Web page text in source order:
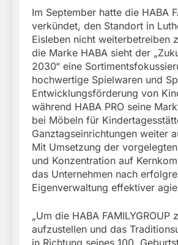
Im September hatte die HABA
verkündet, den Standort in
Eisleben nicht weiterbetreiben
die Marke HABA sieht der
2030“ eine
hochwertige Spielwaren und
Entwicklungsförderung von
während HABA PRO seine
bei Möbeln für
Ganztagseinrichtungen weiter
Mit Umsetzung der
und Konzentration auf
das Unternehmen nach
Eigenverwaltung effektiver
„Um die HABA FAMILYGROUP
aufzustellen und das
in Richtung seines 100.